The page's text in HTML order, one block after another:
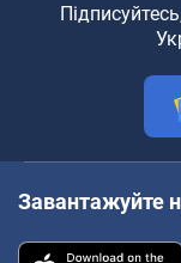
Завантажуйте